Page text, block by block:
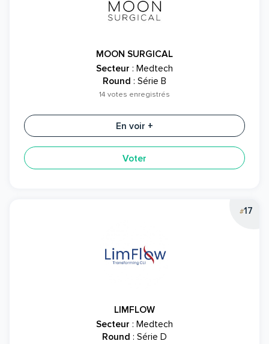
MOON SURGICAL
Secteur : Medtech
Round : Série B
14 votes enregistrés
En voir +
Voter
#17
LIMFLOW
Secteur : Medtech
Round : Série D